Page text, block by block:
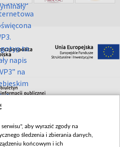
S. A. w likwidacji
aby wyrazić zgody na
śledzenia i zbierania danych,
końcowym i ich